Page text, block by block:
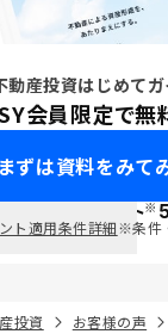
動産投資はじめてガ
会員限定で無
まずは資料をみて
ポイント※
ト適用条件詳細※条件
投資
お客様の声